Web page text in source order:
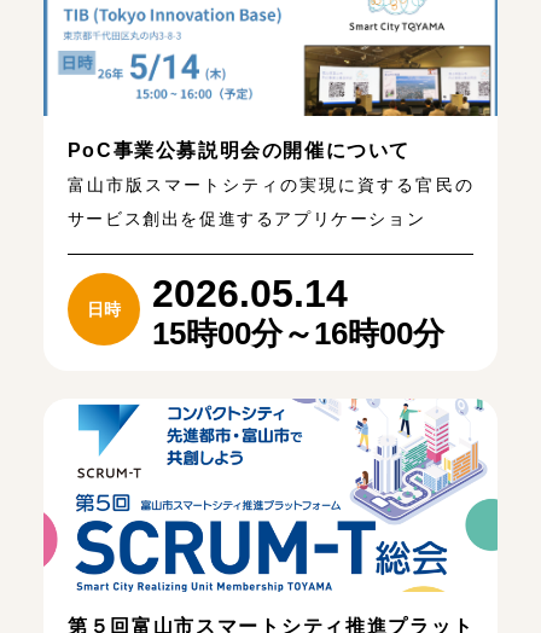
PoC事業公募説明会の開催について
富山市版スマートシティの実現に資する官民の
サービス創出を促進するアプリケーション
日時 2026.05.14
15時00分～16時00分
第５回富山市スマートシティ推進プラット